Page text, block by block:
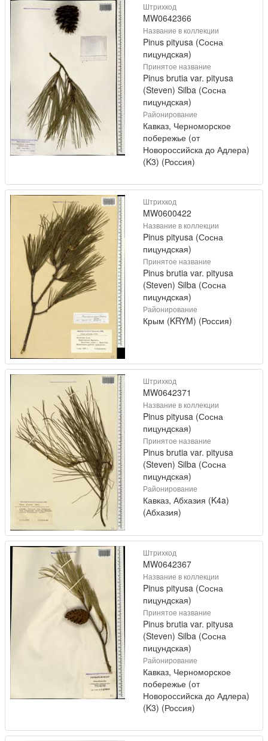
Штрихкод
MW0642366
Название в коллекции
Pinus pityusa (Сосна
пицундская)
Принятое название
Pinus brutia var. pityusa
(Steven) Silba (Сосна
пицундская)
Районирование
Кавказ, Черноморское
побережье (от
Новороссийска до Адлера)
(K3) (Россия)
Штрихкод
MW0600422
Название в коллекции
Pinus pityusa (Сосна
пицундская)
Принятое название
Pinus brutia var. pityusa
(Steven) Silba (Сосна
пицундская)
Районирование
Крым (KRYM) (Россия)
Штрихкод
MW0642371
Название в коллекции
Pinus pityusa (Сосна
пицундская)
Принятое название
Pinus brutia var. pityusa
(Steven) Silba (Сосна
пицундская)
Районирование
Кавказ, Абхазия (K4a)
(Абхазия)
Штрихкод
MW0642367
Название в коллекции
Pinus pityusa (Сосна
пицундская)
Принятое название
Pinus brutia var. pityusa
(Steven) Silba (Сосна
пицундская)
Районирование
Кавказ, Черноморское
побережье (от
Новороссийска до Адлера)
(K3) (Россия)